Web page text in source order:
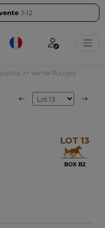
J-12
>> Vente Rouges
LOT 13
BOX B2